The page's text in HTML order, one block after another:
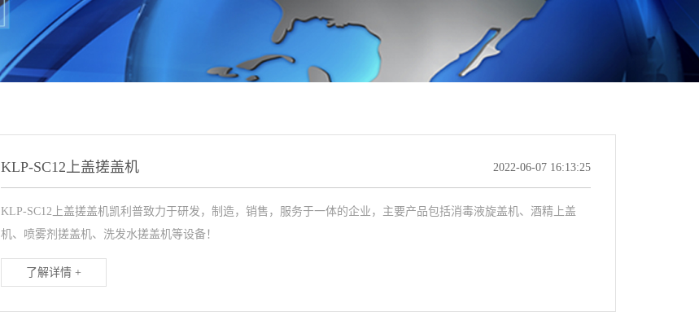
KLP-SC12上盖搓盖机 2022-06-07 16:13:25
KLP-SC12上盖搓盖机凯利普致力于研发，制造，销售，服务于一体的企业，主要产品包括消毒液旋盖机、酒精上盖
机、喷雾剂搓盖机、洗发水搓盖机等设备！
了解详情 +